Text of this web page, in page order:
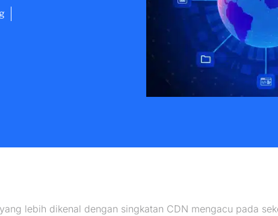
lebih dikenal dengan singkatan CDN mengacu pada